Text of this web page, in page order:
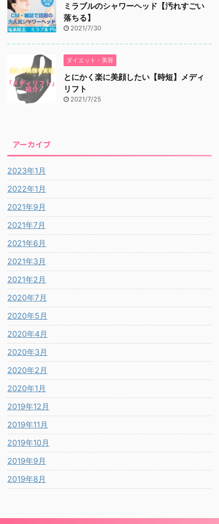
ミラブルのシャワーヘッド【汚れすごい
落ちる】
2021/7/30
ダイエット・美容
とにかく楽に美顔したい【時短】メディ
リフト
2021/7/25
アーカイブ
2023年1月
2022年1月
2021年9月
2021年7月
2021年6月
2021年3月
2021年2月
2020年7月
2020年5月
2020年4月
2020年3月
2020年2月
2020年1月
2019年12月
2019年11月
2019年10月
2019年9月
2019年8月